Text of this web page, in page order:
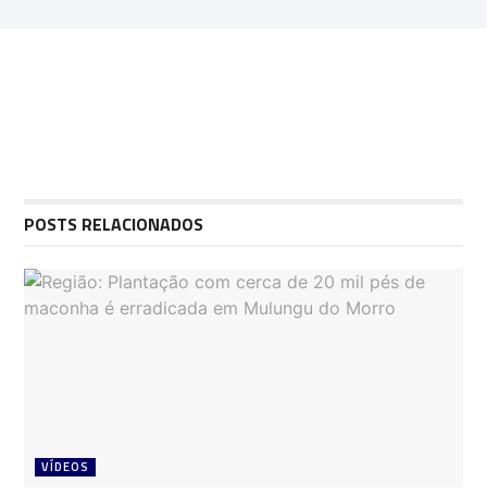
POSTS RELACIONADOS
VÍDEOS